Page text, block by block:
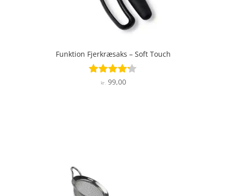
Funktion Fjerkræsaks – Soft Touch
Vurderet
kr. 99,00